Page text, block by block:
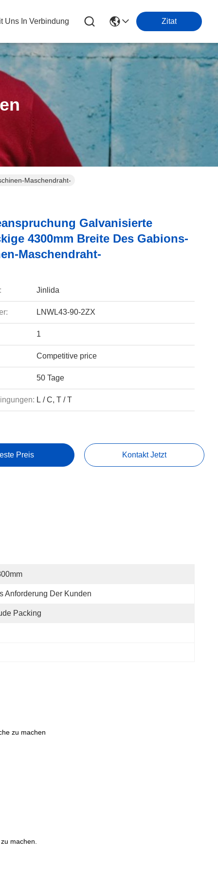
Uns In Verbindung Zitat
Maschendraht-
Galvanisierte
4300mm Breite Des Gabions-
Maschendraht-
Jinlida
LNWL43-90-2ZX
1
Competitive price
50 Tage
L / C, T / T
Preis Kontakt Jetzt
Anforderung Der Kunden
Packing
zu machen
machen.